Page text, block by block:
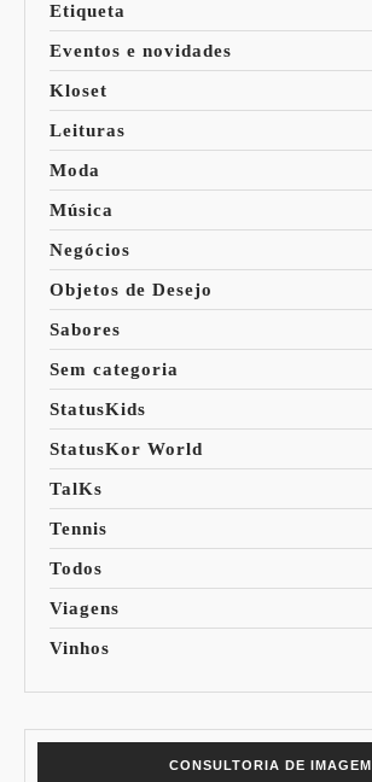
Etiqueta
Eventos e novidades
Kloset
Leituras
Moda
Música
Negócios
Objetos de Desejo
Sabores
Sem categoria
StatusKids
StatusKor World
TalKs
Tennis
Todos
Viagens
Vinhos
CONSULTORIA DE IMAGEM